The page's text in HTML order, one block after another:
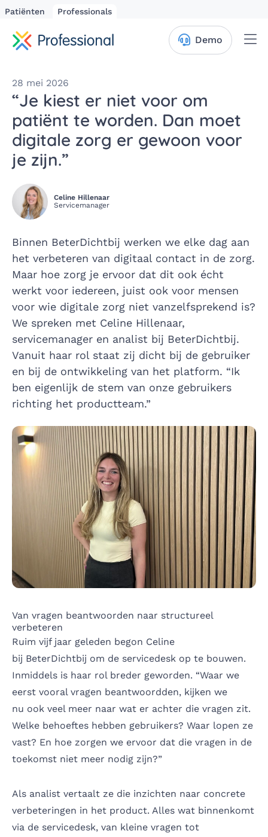
Patiënten Professionals
Demo
28 mei 2026
“Je kiest er niet voor om
patiënt te worden. Dan moet
digitale zorg er gewoon voor
je zijn.”
Celine Hillenaar
Servicemanager
Binnen BeterDichtbij werken we elke dag aan
het verbeteren van digitaal contact in de zorg.
Maar hoe zorg je ervoor dat dit ook écht
werkt voor iedereen, juist ook voor mensen
voor wie digitale zorg niet vanzelfsprekend is?
We spreken met Celine Hillenaar,
servicemanager en analist bij BeterDichtbij.
Vanuit haar rol staat zij dicht bij de gebruiker
en bij de ontwikkeling van het platform. “Ik
ben eigenlijk de stem van onze gebruikers
richting het productteam.”
Van vragen beantwoorden naar structureel
verbeteren
Ruim vijf jaar geleden begon Celine
bij BeterDichtbij om de servicedesk op te bouwen.
Inmiddels is haar rol breder geworden. “Waar we
eerst vooral vragen beantwoordden, kijken we
nu ook veel meer naar wat er achter die vragen zit.
Welke behoeftes hebben gebruikers? Waar lopen ze
vast? En hoe zorgen we ervoor dat die vragen in de
toekomst niet meer nodig zijn?”
Als analist vertaalt ze die inzichten naar concrete
verbeteringen in het product. Alles wat binnenkomt
via de servicedesk, van kleine vragen tot